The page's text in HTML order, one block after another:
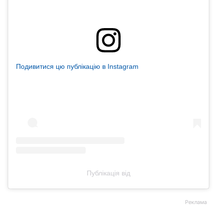
Подивитися цю публікацію в Instagram
Публікація від